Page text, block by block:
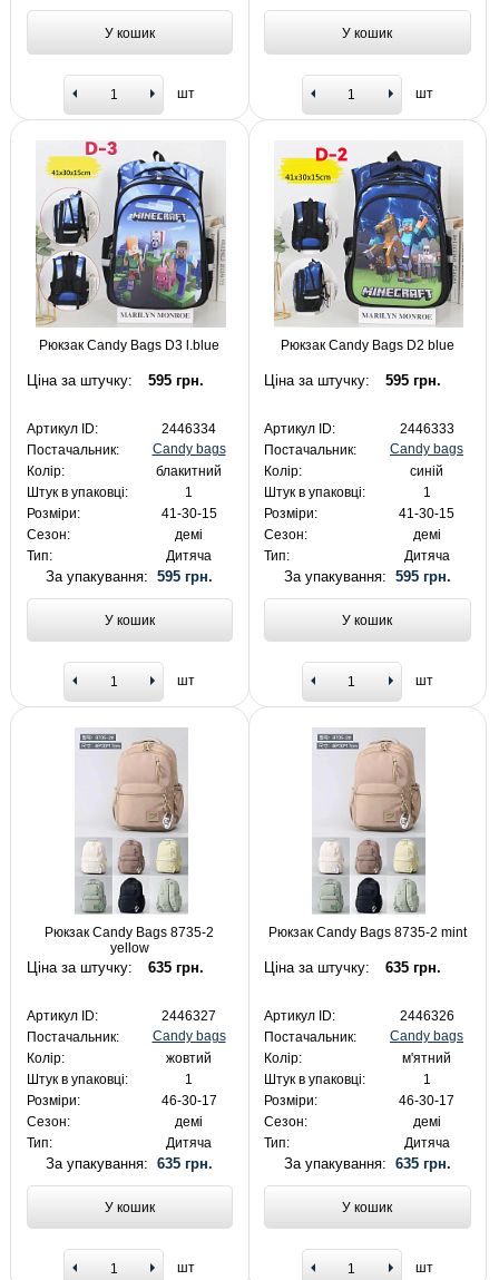
У кошик
шт
У кошик
шт
Рюкзак Candy Bags D3 l.blue
Ціна за штучку: 595 грн.
Артикул ID:
2446334
Постачальник:
Candy bags
Колір:
блакитний
Штук в упаковці:
1
Розміри:
41-30-15
Сезон:
демі
Тип:
Дитяча
За упакування:595 грн.
У кошик
шт
Рюкзак Candy Bags D2 blue
Ціна за штучку: 595 грн.
Артикул ID:
2446333
Постачальник:
Candy bags
Колір:
синій
Штук в упаковці:
1
Розміри:
41-30-15
Сезон:
демі
Тип:
Дитяча
За упакування: 595 грн.
У кошик
шт
Рюкзак Candy Bags 8735-2
yellow
Ціна за штучку: 635 грн.
Артикул ID:
2446327
Постачальник:
Candy bags
Колір:
жовтий
Штук в упаковці:
1
Розміри:
46-30-17
Сезон:
демі
Тип:
Дитяча
За упакування:635 грн.
У кошик
шт
Рюкзак Candy Bags 8735-2 mint
Ціна за штучку: 635 грн.
Артикул ID:
2446326
Постачальник:
Candy bags
Колір:
м'ятний
Штук в упаковці:
1
Розміри:
46-30-17
Сезон:
демі
Тип:
Дитяча
За упакування: 635 грн.
У кошик
шт